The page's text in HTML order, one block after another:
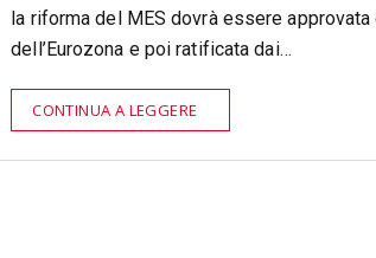
la riforma del MES dovrà essere
dell’Eurozona e poi ratificata dai…
CONTINUA A LEGGERE